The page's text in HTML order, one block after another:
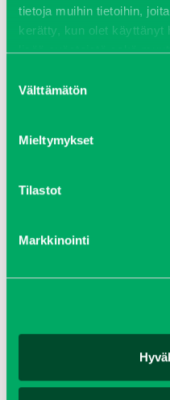
tietoja muihin tietoihin,
kerätty, kun olet käyttänyt
lisää evästeistä sekä
valinta
Välttämätön
Mieltymykset
Tilastot
Markkinointi